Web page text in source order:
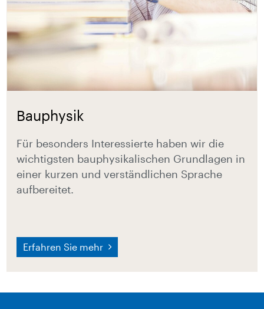
Bauphysik
Für besonders Interessierte haben wir die
wichtigsten bauphysikalischen Grundlagen in
einer kurzen und verständlichen Sprache
aufbereitet.
Erfahren Sie mehr